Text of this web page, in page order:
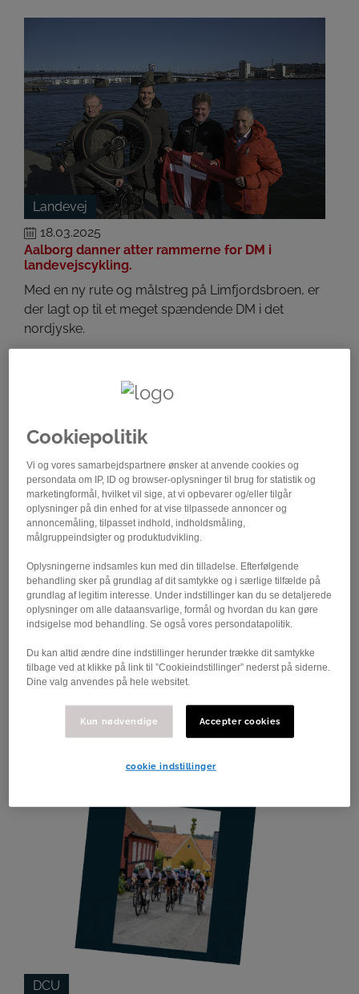
Landevej
18.03.2025
Aalborg danner atter rammerne for DM i
landevejscykling.
Med en ny rute og målstreg på Limfjordsbroen, er
der lagt op til et meget spændende DM i det
nordjyske.
DCU
18.03.2025
Kom til Friendly Ride med Stjær e-Cycling
Stjær e-Cycling afholder friendly ride den 22. marts i
DCU
Cookiepolitik
Vi og vores samarbejdspartnere ønsker at anvende cookies og
persondata om IP, ID og browser-oplysninger til brug for statistik og
marketingformål, hvilket vil sige, at vi opbevarer og/eller tilgår
oplysninger på din enhed for at vise tilpassede annoncer og
annoncemåling, tilpasset indhold, indholdsmåling,
målgruppeindsigter og produktudvikling.
Oplysningerne indsamles kun med din tilladelse. Efterfølgende
behandling sker på grundlag af dit samtykke og i særlige tilfælde på
grundlag af legitim interesse. Under indstillinger kan du se detaljerede
oplysninger om alle dataansvarlige, formål og hvordan du kan gøre
indsigelse mod behandling. Se også vores persondatapolitik.
Du kan altid ændre dine indstillinger herunder trække dit samtykke
tilbage ved at klikke på link til ”Cookieindstillinger” nederst på siderne.
Dine valg anvendes på hele websitet.
Kun nødvendige Accepter cookies
cookie indstillinger